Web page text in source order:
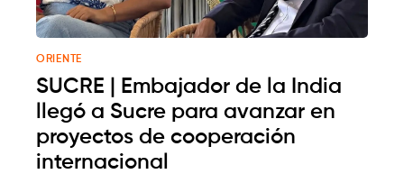
ORIENTE
SUCRE | Embajador de la India
llegó a Sucre para avanzar en
proyectos de cooperación
internacional